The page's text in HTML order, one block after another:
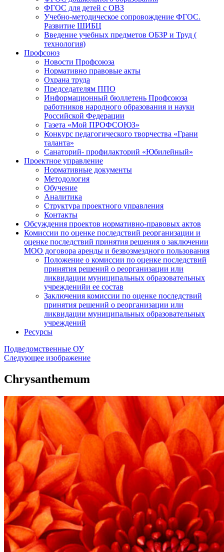
ФГОС для детей с ОВЗ
Учебно-методическое сопровождение ФГОС.
Развитие ШИБЦ
Введение учебных предметов ОБЗР и Труд (
технология)
Профсоюз
Новости Профсоюза
Нормативно правовые акты
Охрана труда
Председателям ППО
Информационный бюллетень Профсоюза
работников народного образования и науки
Российской Федерации
Газета «Мой ПРОФСОЮЗ»
Конкурс педагогического творчества «Грани
таланта»
Санаторий- профилакторий «Юбилейный»
Проектное управление
Нормативные документы
Методология
Обучение
Аналитика
Структура проектного управления
Контакты
Обсуждения проектов нормативно-правовых актов
Комиссии по оценке последствий реорганизации и
оценке последствий принятия решения о заключении
МОО договора аренды и безвозмездного пользования
Положение о комиссии по оценке последствий
принятия решений о реорганизации или
ликвидации муниципальных образовательных
учрежденийи ее состав
Заключения комиссии по оценке последствий
принятия решений о реорганизации или
ликвидации муниципальных образовательных
учреждений
Ресурсы
Подведомственные ОУ
Следующее изображение
Chrysanthemum